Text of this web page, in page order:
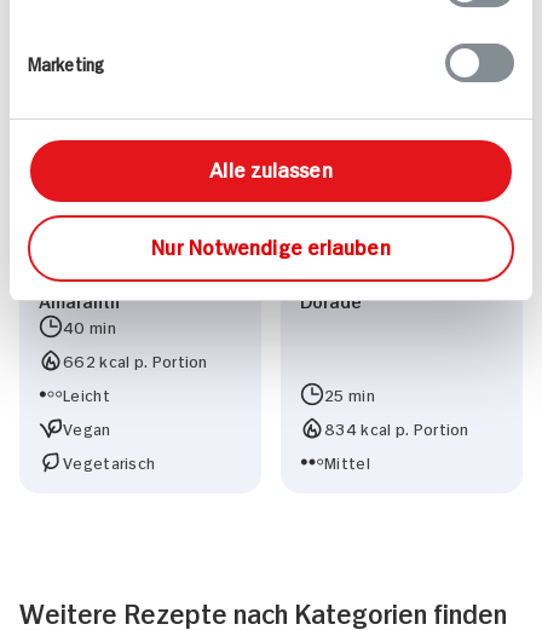
Marketing
Alle zulassen
Nur Notwendige erlauben
Leicht
725 kcal p. Portion
Amaranth
40 min
662 kcal p. Portion
Leicht
Vegan
Vegetarisch
Dorade
25 min
834 kcal p. Portion
Mittel
Weitere Rezepte nach Kategorien finden